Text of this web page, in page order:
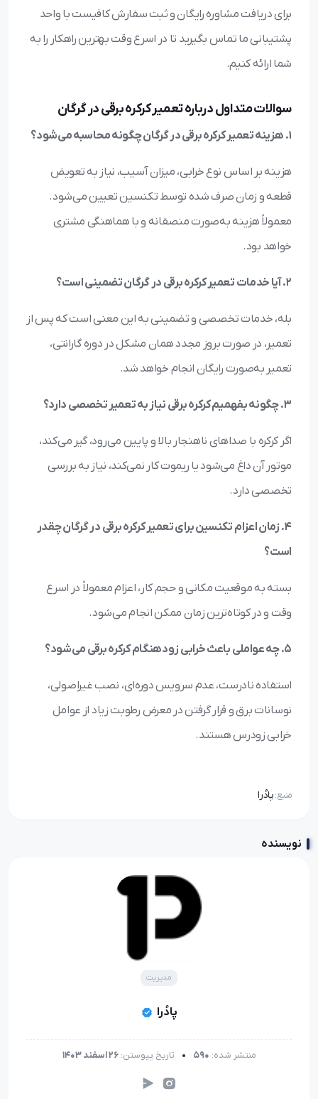
برای دریافت مشاوره رایگان و ثبت سفارش کافیست با واحد
پشتیبانی ما تماس بگیرید تا در اسرع وقت بهترین راهکار را به
شما ارائه کنیم.
سوالات متداول درباره تعمیر کرکره برقی در گرگان
1. هزینه تعمیر کرکره برقی در گرگان چگونه محاسبه می‌شود؟
هزینه بر اساس نوع خرابی، میزان آسیب، نیاز به تعویض
قطعه و زمان صرف شده توسط تکنسین تعیین می‌شود.
معمولاً هزینه به‌صورت منصفانه و با هماهنگی مشتری
خواهد بود.
2. آیا خدمات تعمیر کرکره برقی در گرگان تضمینی است؟
بله، خدمات تخصصی و تضمینی به این معنی است که پس از
تعمیر، در صورت بروز مجدد همان مشکل در دوره گارانتی،
تعمیر به‌صورت رایگان انجام خواهد شد.
3. چگونه بفهمیم کرکره برقی نیاز به تعمیر تخصصی دارد؟
اگر کرکره با صداهای ناهنجار بالا و پایین می‌رود، گیر می‌کند،
موتور آن داغ می‌شود یا ریموت کار نمی‌کند، نیاز به بررسی
تخصصی دارد.
4. زمان اعزام تکنسین برای تعمیر کرکره برقی در گرگان چقدر
است؟
بسته به موقعیت مکانی و حجم کار، اعزام معمولاً در اسرع
وقت و در کوتاه‌ترین زمان ممکن انجام می‌شود.
5. چه عواملی باعث خرابی زودهنگام کرکره برقی می‌شود؟
استفاده نادرست، عدم سرویس دوره‌ای، نصب غیراصولی،
نوسانات برق و قرار گرفتن در معرض رطوبت زیاد از عوامل
خرابی زودرس هستند.
منبع:پادُرا
نویسنده
مدیریت
پادُرا
منتشر شده: 590 تاریخ پیوستن: 26 اسفند 1403